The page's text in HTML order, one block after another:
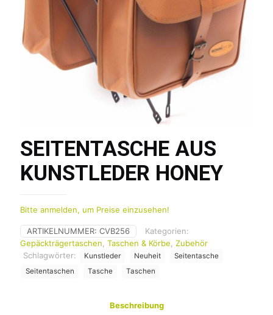
SEITENTASCHE AUS
KUNSTLEDER HONEY
Bitte anmelden, um Preise einzusehen!
ARTIKELNUMMER: CVB256
Kategorien:
Gepäckträgertaschen Taschen & Körbe Zubehör
Schlagwörter:
Kunstleder Neuheit
Seitentasche
Seitentaschen
Tasche Taschen
Beschreibung